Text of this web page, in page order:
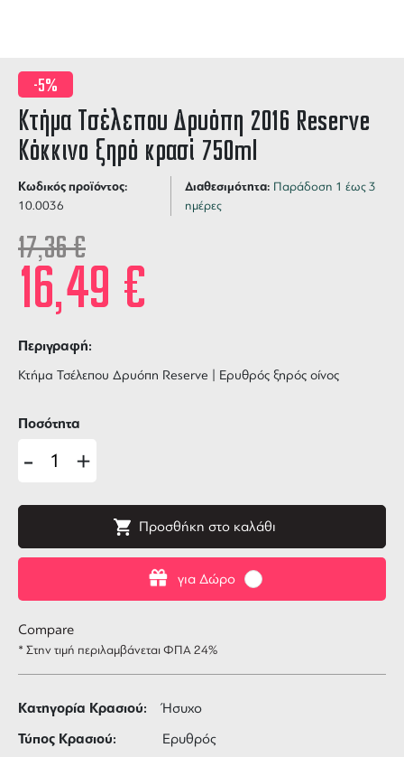
-5%
Κτήμα Τσέλεπου Δρυόπη 2016 Reserve
Κόκκινο ξηρό κρασί 750ml
Κωδικός προϊόντος:
10.0036
Διαθεσιμότητα: Παράδοση 1 έως 3
ημέρες
17,36€
16,49 €
Περιγραφή:
Κτήμα Τσέλεπου Δρυόπη Reserve | Ερυθρός ξηρός οίνος
για Δώρο
Ποσότητα
- +
Προσθήκη στο καλάθι
Compare
* Στην τιμή περιλαμβάνεται ΦΠΑ 24%
Κατηγορία Κρασιού: Ήσυχο
Τύπος Κρασιού: Ερυθρός